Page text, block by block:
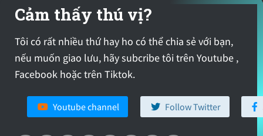
Cảm thấy thú vị?
Tôi có rất nhiều thứ hay ho có thể chia sẻ với bạn,
nếu muốn giao lưu, hãy subcribe tôi trên Youtube ,
Facebook hoặc trên Tiktok.
Youtube channel Follow Twitter